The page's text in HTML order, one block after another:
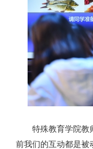
特殊教育学院教师
前我们的互动都是被